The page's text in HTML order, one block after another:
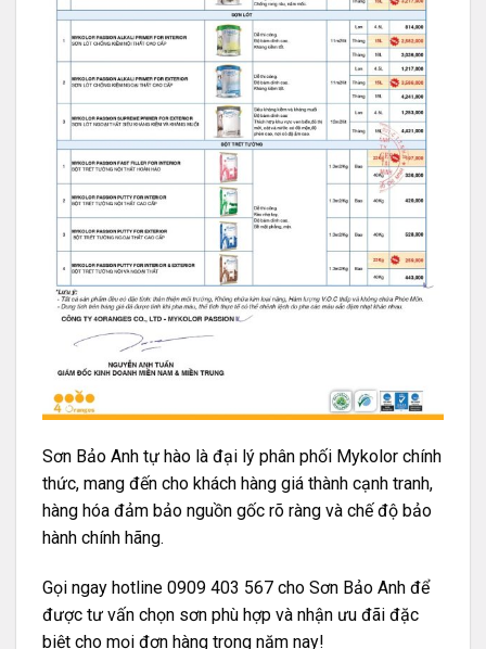
Sơn Bảo Anh tự hào là đại lý phân phối Mykolor chính
thức, mang đến cho khách hàng giá thành cạnh tranh,
hàng hóa đảm bảo nguồn gốc rõ ràng và chế độ bảo
hành chính hãng.
Gọi ngay hotline 0909 403 567 cho Sơn Bảo Anh để
được tư vấn chọn sơn phù hợp và nhận ưu đãi đặc
biệt cho mọi đơn hàng trong năm nay!